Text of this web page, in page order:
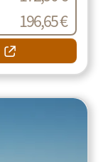
196,65 €